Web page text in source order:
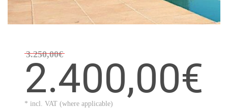
3.250,00€
2.400,00€
* incl. VAT (where applicable)